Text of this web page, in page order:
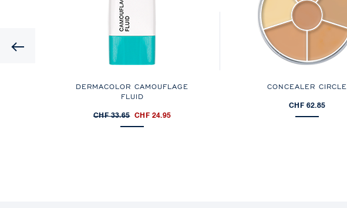
Previous
DERMACOLOR CAMOUFLAGE
FLUID
CHF 33.65 CHF 24.95
CONCEALER CIRCLE
CHF 62.85